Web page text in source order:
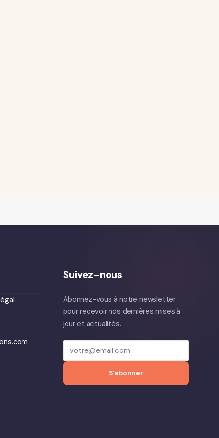
Suivez-nous
Abonnez-vous à notre newsletter
pour recevoir nos dernières mises à
jour et actualités.
S'abonner